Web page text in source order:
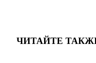
ЧИТАЙТЕ